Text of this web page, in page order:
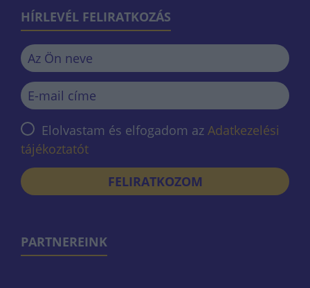
HÍRLEVÉL FELIRATKOZÁS
Elolvastam és elfogadom az Adatkezelési
tájékoztatót
FELIRATKOZOM
PARTNEREINK